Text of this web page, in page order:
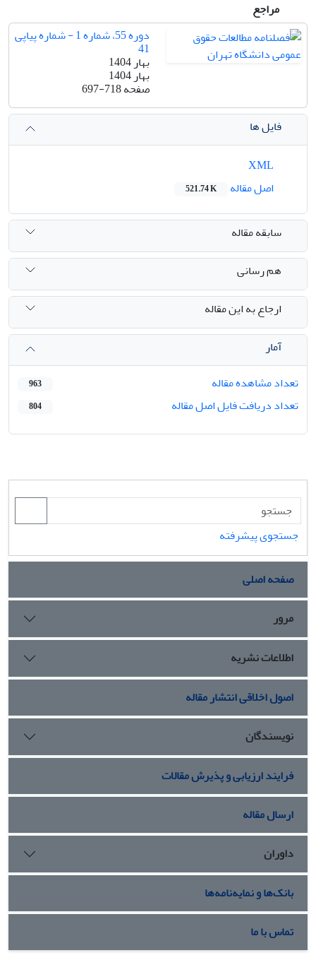
مراجع
دوره 55، شماره 1 - شماره پیاپی
41
بهار 1404
بهار 1404
صفحه697-718
فایل ها
اصل مقاله
521.74 K
سابقه مقاله
هم رسانی
ارجاع به این مقاله
آمار
تعداد مشاهده مقاله
963
تعداد دریافت فایل اصل مقاله 804
جستجوی پیشرفته
صفحه اصلی
مرور
اطلاعات نشریه
اصول اخلاقی انتشار مقاله
نویسندگان
فرایند ارزیابی و پذیرش مقالات
ارسال مقاله
داوران
بانک‌ها و نمایه‌نامه‌ها
تماس با ما